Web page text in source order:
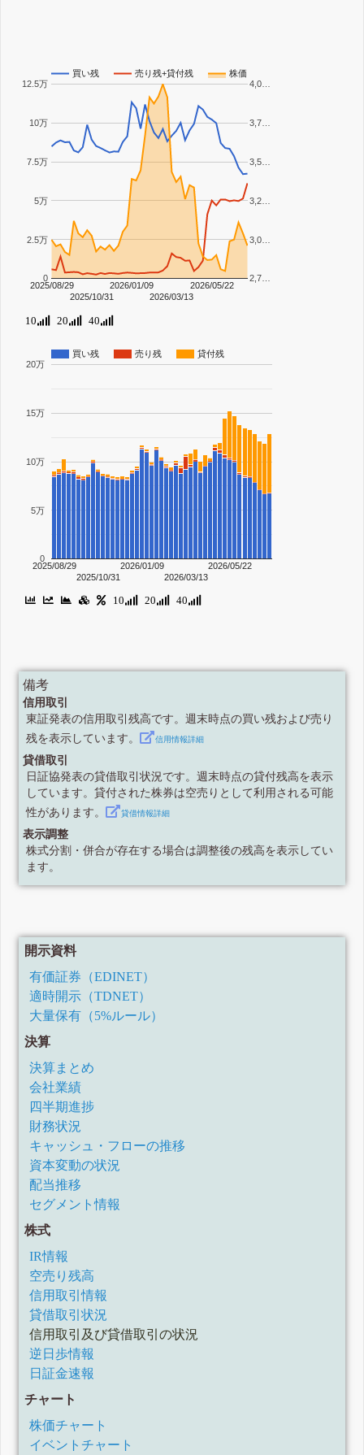
買い残 売り残+貸付残 株価
2025/08/29
2025/10/31
2026/01/09
2026/03/13
2026/05/22
0
2.5万
5万
7.5万
10万
12.5万
2,7…
3,0…
3,2…
3,5…
3,7…
4,0…
10 20 40
買い残 売り残 貸付残
2025/08/29
2025/10/31
2026/01/09
2026/03/13
2026/05/22
0
5万
10万
15万
20万
10 20 40
備考
信用取引
東証発表の信用取引残高です。週末時点の買い残および売り
残を表示しています。
信用情報詳細
貸借取引
日証協発表の貸借取引状況です。週末時点の貸付残高を表示
しています。貸付された株券は空売りとして利用される可能
性があります。
貸借情報詳細
表示調整
株式分割・併合が存在する場合は調整後の残高を表示してい
ます。
開示資料
有価証券（EDINET）
適時開示（TDNET）
大量保有（5%ルール）
決算
決算まとめ
会社業績
四半期進捗
財務状況
キャッシュ・フローの推移
資本変動の状況
配当推移
セグメント情報
株式
IR情報
空売り残高
信用取引情報
貸借取引状況
信用取引及び貸借取引の状況
逆日歩情報
日証金速報
チャート
株価チャート
イベントチャート